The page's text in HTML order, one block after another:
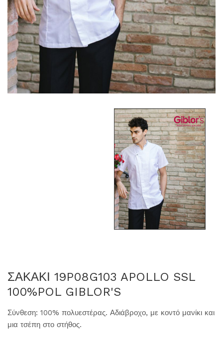
ΣΑΚΑΚΙ 19P08G103 APOLLO SSL
100%POL GIBLOR'S
Σύνθεση: 100% πολυεστέρας. Αδιάβροχο, με κοντό μανίκι και
μια τσέπη στο στήθος.